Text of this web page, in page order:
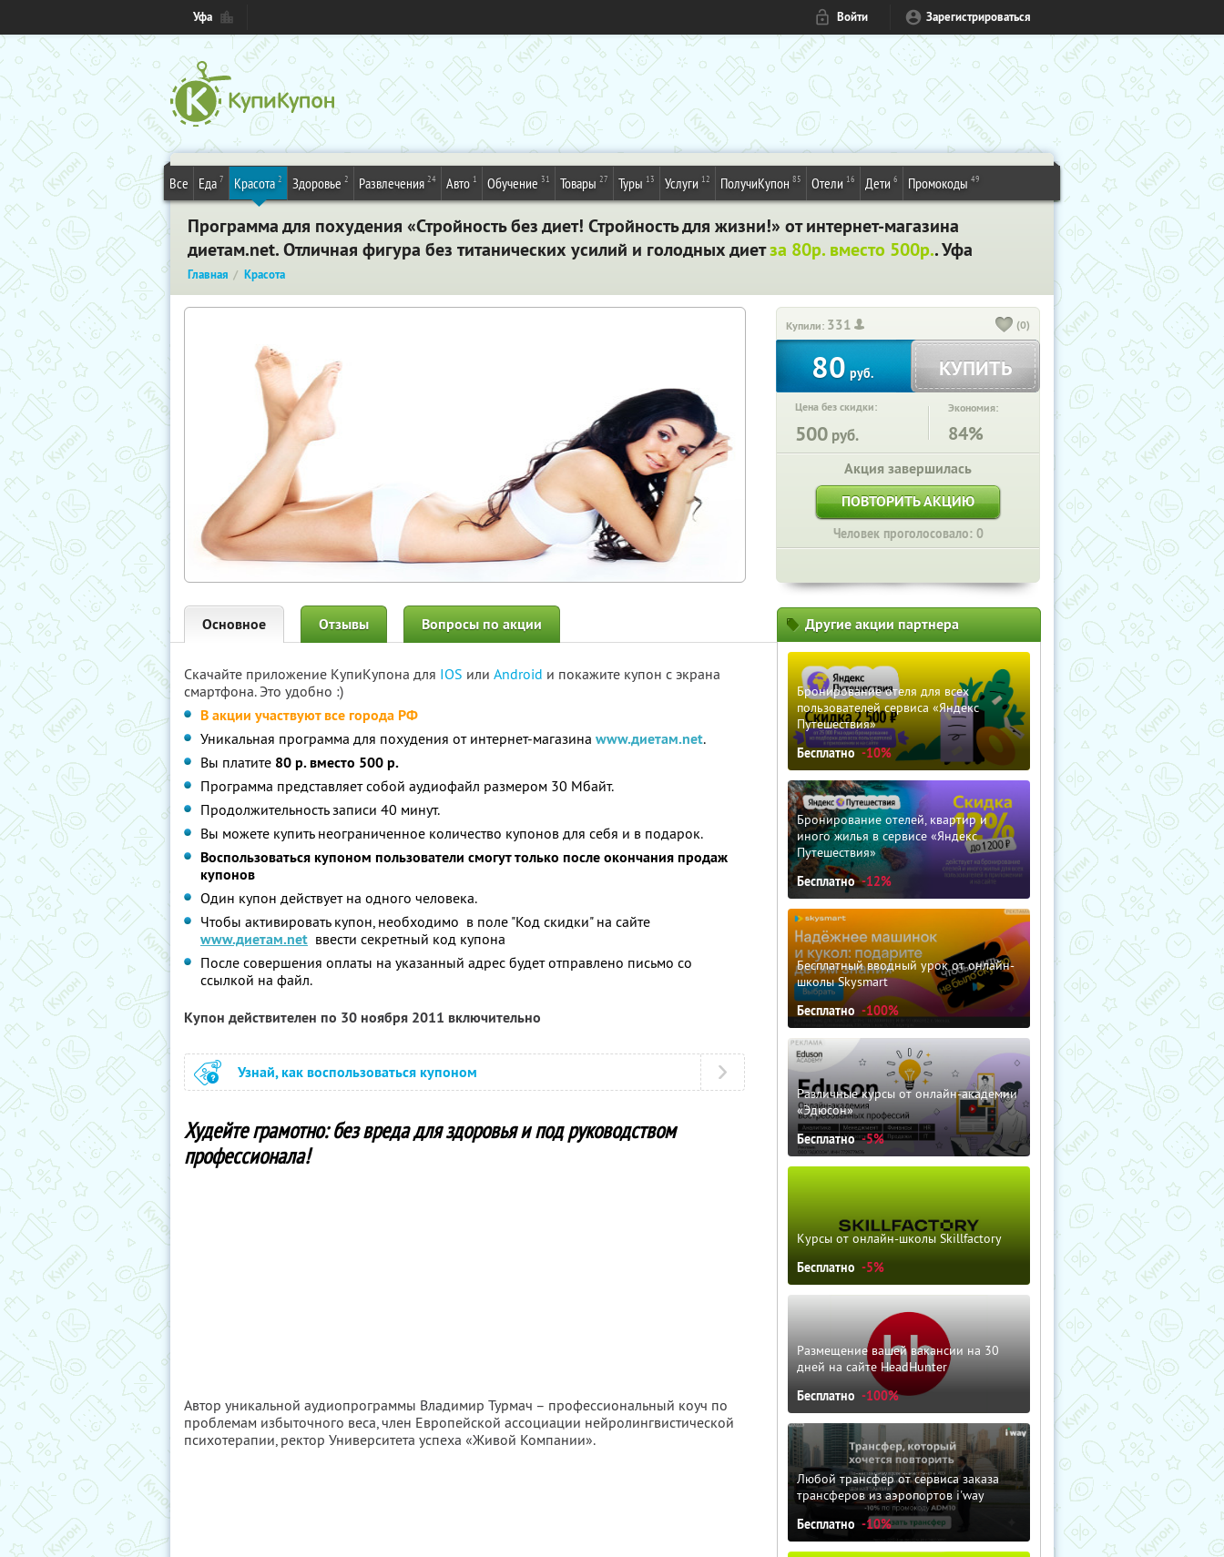
Уфа Войти Зарегистрироваться
Все Еда 7 Красота 2 Здоровье 2 Развлечения 24 Авто 1 Обучение 31 Товары 27 Туры 13 Услуги 12 ПолучиКупон 85 Отели 16 Дети 6 Промокоды 49
Программа для похудения «Стройность без диет! Стройность для жизни!» от интернет-магазина
диетам.net. Отличная фигура без титанических усилий и голодных диетза 80р. вместо 500р.. Уфа
Главная Красота
Купили: 331 (0)
80 руб. КУПИТЬ
Цена без скидки:
500 руб.
Экономия:
84%
Акция завершилась
ПОВТОРИТЬ АКЦИЮ
Человек проголосовало: 0
Основное Отзывы Вопросы по акции
Скачайте приложение КупиКупона для IOS или Android и покажите купон с экрана
смартфона. Это удобно :)
В акции участвуют все города РФ
Уникальная программа для похудения от интернет-магазина www.диетам.net.
Вы платите 80 р. вместо 500 р.
Программа представляет собой аудиофайл размером 30 Мбайт.
Продолжительность записи 40 минут.
Вы можете купить неограниченное количество купонов для себя и в подарок.
Воспользоваться купоном пользователи смогут только после окончания продаж
купонов
Один купон действует на одного человека.
Чтобы активировать купон, необходимо в поле "Код скидки" на сайте
www.диетам.net ввести секретный код купона
После совершения оплаты на указанный адрес будет отправлено письмо со
ссылкой на файл.
Купон действителен по 30 ноября 2011 включительно
Узнай, как воспользоваться купоном
Худейте грамотно: без вреда для здоровья и под руководством
профессионала!
Автор уникальной аудиопрограммы Владимир Турмач – профессиональный коуч по
проблемам избыточного веса, член Европейской ассоциации нейролингвистической
психотерапии, ректор Университета успеха «Живой Компании».
Другие акции партнера
Бронирование отеля для всех
пользователей сервиса «Яндекс
Путешествия»
Бесплатно -10%
Бронирование отелей, квартир и
иного жилья в сервисе «Яндекс
Путешествия»
Бесплатно -12%
Бесплатный вводный урок от онлайн-
школы Skysmart
Бесплатно -100%
Различные курсы от онлайн-академии
«Эдюсон»
Бесплатно -5%
Курсы от онлайн-школы Skillfactory
Бесплатно -5%
Размещение вашей вакансии на 30
дней на сайте HeadHunter
Бесплатно -100%
Любой трансфер от сервиса заказа
трансферов из аэропортов i'way
Бесплатно -10%